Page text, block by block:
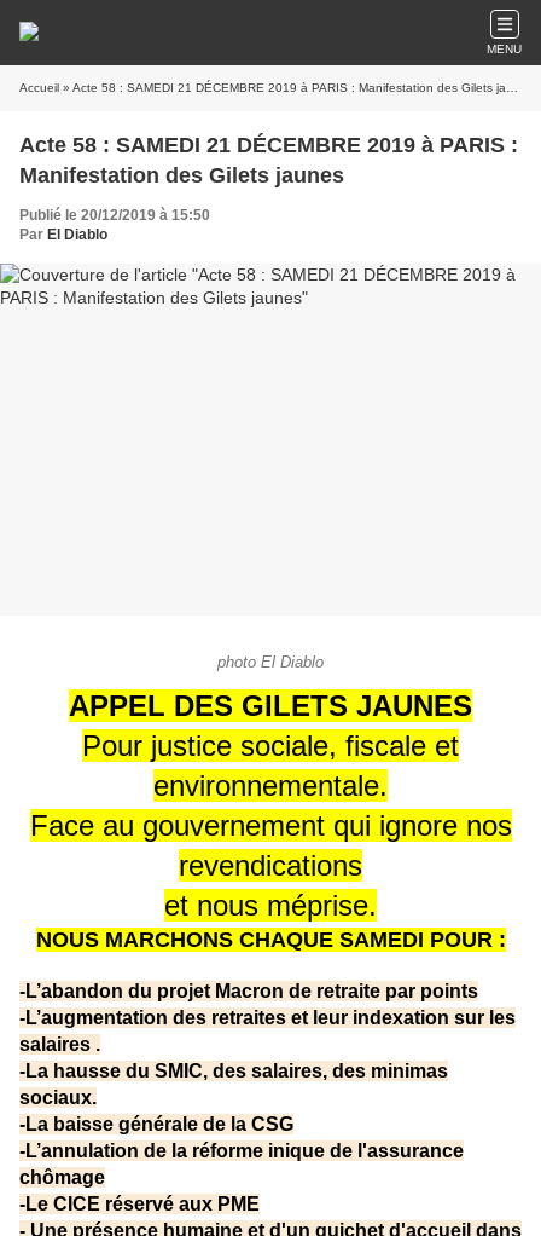
MENU
Accueil » Acte 58 : SAMEDI 21 DÉCEMBRE 2019 à PARIS : Manifestation des Gilets jaunes
Acte 58 : SAMEDI 21 DÉCEMBRE 2019 à PARIS :
Manifestation des Gilets jaunes
Publié le 20/12/2019 à 15:50
Par El Diablo
photo El Diablo
APPEL DES GILETS JAUNES
Pour justice sociale, fiscale et
environnementale.
Face au gouvernement qui ignore nos
revendications
et nous méprise.
NOUS MARCHONS CHAQUE SAMEDI POUR :
-L’abandon du projet Macron de retraite par points
-L’augmentation des retraites et leur indexation sur les
salaires .
-La hausse du SMIC, des salaires, des minimas
sociaux.
-La baisse générale de la CSG
-L’annulation de la réforme inique de l'assurance
chômage
-Le CICE réservé aux PME
- Une présence humaine et d'un guichet d'accueil dans